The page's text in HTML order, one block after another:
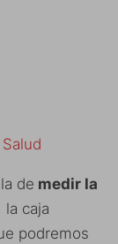
de medir la
la caja
podremos